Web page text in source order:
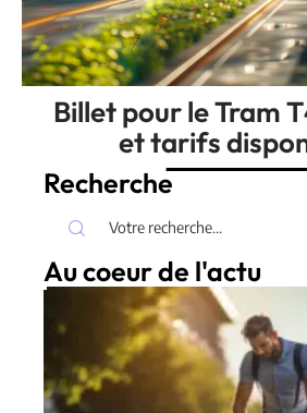
Billet pour le Tram
et tarifs
Recherche
Au coeur de l'actu